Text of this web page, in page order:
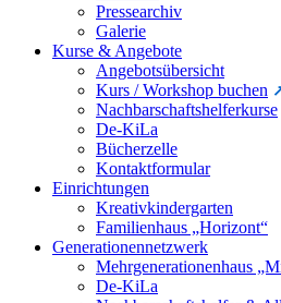
Pressearchiv
Galerie
Kurse & Angebote
Angebotsübersicht
Kurs / Workshop buchen
Nachbarschaftshelferkurse
De-KiLa
Bücherzelle
Kontaktformular
Einrichtungen
Kreativkindergarten
Familienhaus „Horizont“
Generationennetzwerk
Mehrgenerationenhaus
De-KiLa